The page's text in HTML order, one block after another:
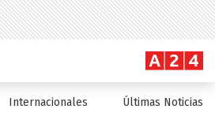
Internacionales Últimas Noticias